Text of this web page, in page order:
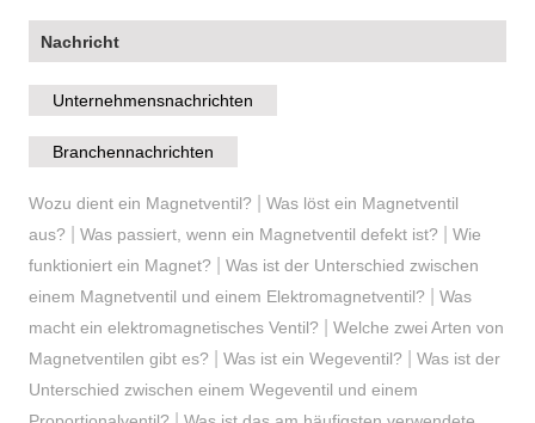
Nachricht
Unternehmensnachrichten
Branchennachrichten
Wozu dient ein Magnetventil?
Was löst ein Magnetventil
aus?
Was passiert, wenn ein Magnetventil defekt ist?
Wie
funktioniert ein Magnet?
Was ist der Unterschied zwischen
einem Magnetventil und einem Elektromagnetventil?
Was
macht ein elektromagnetisches Ventil?
Welche zwei Arten von
Magnetventilen gibt es?
Was ist ein Wegeventil?
Was ist der
Unterschied zwischen einem Wegeventil und einem